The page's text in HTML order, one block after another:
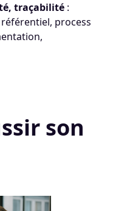
traçabilité :
process
son